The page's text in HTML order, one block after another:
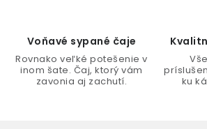
Voňavé sypané čaje
Rovnako veľké potešenie v
inom šate. Čaj, ktorý vám
zavonia aj zachutí.
ku